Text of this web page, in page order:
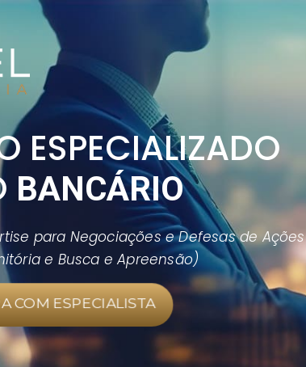
ESPECIALIZADO
BANCÁRIO
para Negociações e Defesas de Ações
e Busca e Apreensão)
COM ESPECIALISTA